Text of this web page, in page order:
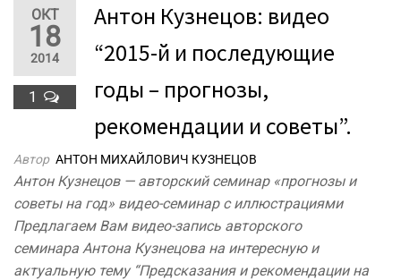
ОКТ
18
2014
1
Антон Кузнецов: видео
“2015-й и последующие
годы – прогнозы,
рекомендации и советы”.
Автор АНТОН МИХАЙЛОВИЧ КУЗНЕЦОВ
Антон Кузнецов — авторский семинар «прогнозы и
советы на год» видео-семинар с иллюстрациями
Предлагаем Вам видео-запись авторского
семинара Антона Кузнецова на интересную и
актуальную тему “Предсказания и рекомендации на